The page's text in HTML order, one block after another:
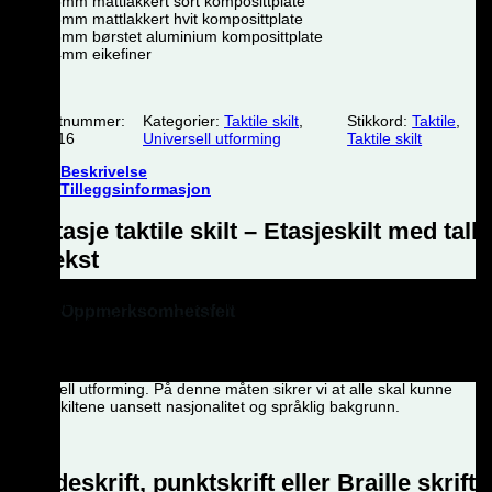
3mm mattlakkert hvit komposittplate
3mm børstet aluminium komposittplate
4mm eikefiner
Produktnummer:
71100-16
Kategorier: Taktile skilt
Universell utforming
Stikkord:Taktile
Taktile skilt
Beskrivelse
Tilleggsinformasjon
16 etasje taktile skilt – Etasjeskilt med tall
og tekst
universell utforming. På denne måten sikrer vi at alle skal kunne
forstå skiltene uansett nasjonalitet og språklig bakgrunn.
Blindeskrift, punktskrift eller Braille skrift